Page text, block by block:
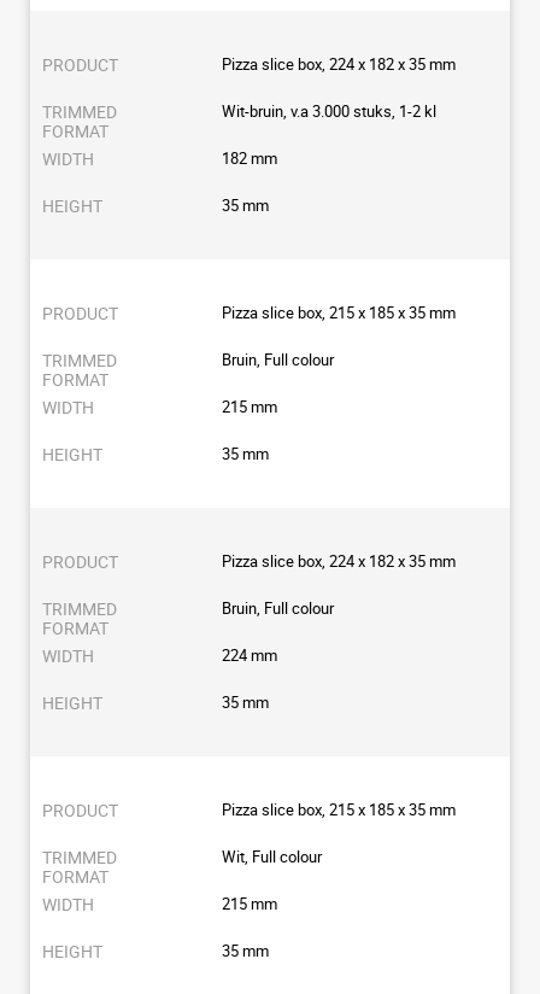
Pizza slice box, 224 x 182 x 35 mm
Wit-bruin, v.a 3.000 stuks, 1-2 kl
182 mm
35 mm
Pizza slice box, 215 x 185 x 35 mm
Bruin, Full colour
215 mm
35 mm
Pizza slice box, 224 x 182 x 35 mm
Bruin, Full colour
224 mm
35 mm
Pizza slice box, 215 x 185 x 35 mm
Wit, Full colour
215 mm
35 mm